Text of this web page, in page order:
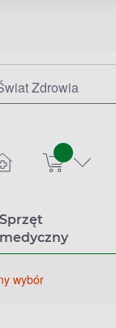
Zdrowia
sztuk
Sprzęt
medyczny
wybór